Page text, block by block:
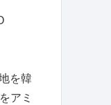
を韓
アミ